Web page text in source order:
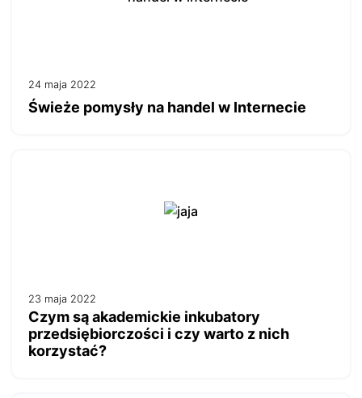
24 maja 2022
Świeże pomysły na handel w Internecie
23 maja 2022
Czym są akademickie inkubatory
przedsiębiorczości i czy warto z nich
korzystać?
Ustawienia ciasteczek
Poniżej możesz sprawdzić, jakie dane zbieramy w